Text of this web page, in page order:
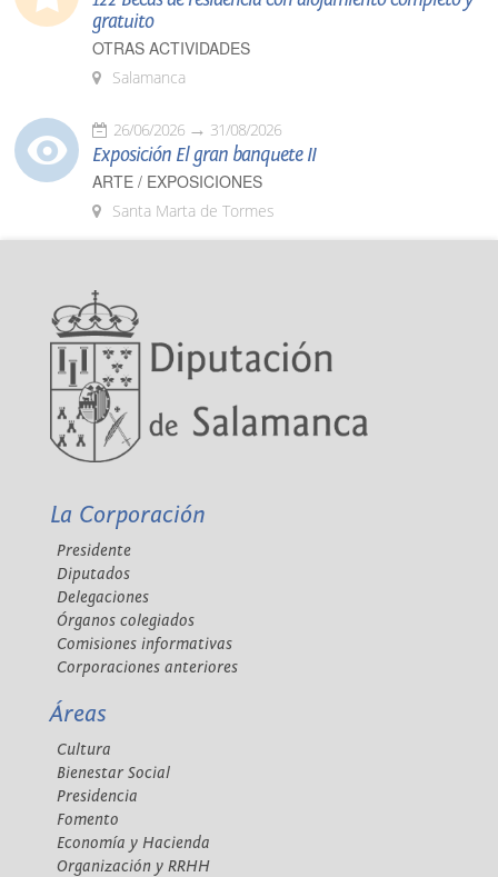
gratuito
OTRAS ACTIVIDADES
Salamanca
26/06/2026 31/08/2026
Exposición El gran banquete II
ARTE / EXPOSICIONES
Santa Marta de Tormes
La Corporación
Presidente
Diputados
Delegaciones
Órganos colegiados
Comisiones informativas
Corporaciones anteriores
Áreas
Cultura
Bienestar Social
Presidencia
Fomento
Economía y Hacienda
Organización y RRHH